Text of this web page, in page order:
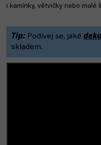
i kamínky, větvičky nebo malé
Tip: Podívej se, jaké
skladem.